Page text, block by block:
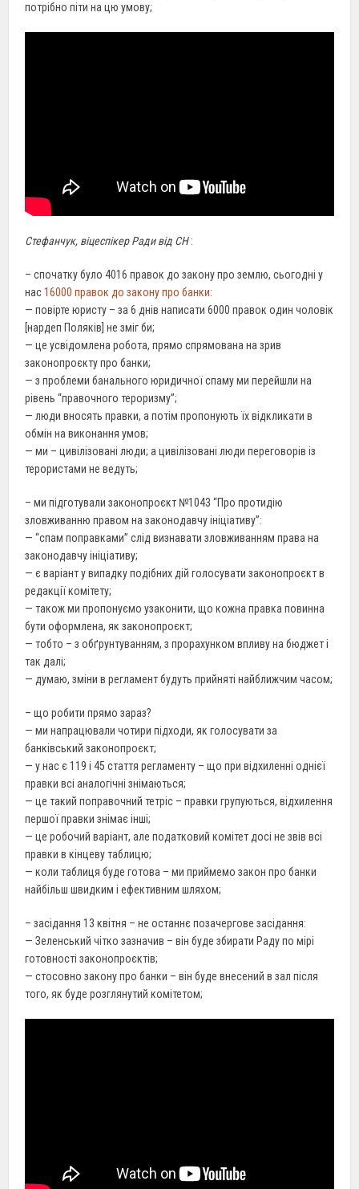
потрібно піти на цю умову;
Стефанчук, віцеспікер Ради від СН:
– спочатку було 4016 правок до закону про землю, сьогодні у
нас16000 правок до закону про банки:
— повірте юристу – за 6 днів написати 6000 правок один чоловік
[нардеп Поляків] не зміг би;
— це усвідомлена робота, прямо спрямована на зрив
законопроєкту про банки;
— з проблеми банального юридичної спаму ми перейшли на
рівень “правочного тероризму”;
— люди вносять правки, а потім пропонують їх відкликати в
обмін на виконання умов;
— ми – цивілізовані люди; а цивілізовані люди переговорів із
терористами не ведуть;
– ми підготували законопроєкт №1043 “Про протидію
зловживанню правом на законодавчу ініціативу”:
— “спам поправками” слід визнавати зловживанням права на
законодавчу ініціативу;
— є варіант у випадку подібних дій голосувати законопроєкт в
редакції комітету;
— також ми пропонуємо узаконити, що кожна правка повинна
бути оформлена, як законопроєкт;
— тобто – з обґрунтуванням, з прорахунком впливу на бюджет і
так далі;
— думаю, зміни в регламент будуть прийняті найближчим часом;
– що робити прямо зараз?
— ми напрацювали чотири підходи, як голосувати за
банківський законопроєкт;
— у нас є 119 і 45 стаття регламенту – що при відхиленні однієї
правки всі аналогічні знімаються;
— це такий поправочний тетріс – правки групуються, відхилення
першої правки знімає інші;
— це робочий варіант, але податковий комітет досі не звів всі
правки в кінцеву таблицю;
— коли таблиця буде готова – ми приймемо закон про банки
найбільш швидким і ефективним шляхом;
– засідання 13 квітня – не останнє позачергове засідання:
— Зеленський чітко зазначив – він буде збирати Раду по мірі
готовності законопроєктів;
— стосовно закону про банки – він буде внесений в зал після
того, як буде розглянутий комітетом;